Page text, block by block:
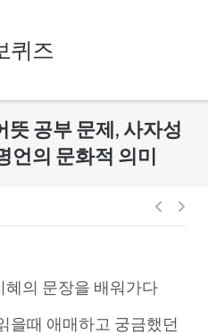
퀴즈
공부 문제, 사자성
언의 문화적 의미
글
게
이
혜의 문장을 배워가다
을때 애매하고 궁금했던